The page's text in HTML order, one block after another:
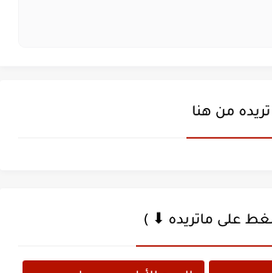
من هنا
على ماتريده ⬇ )